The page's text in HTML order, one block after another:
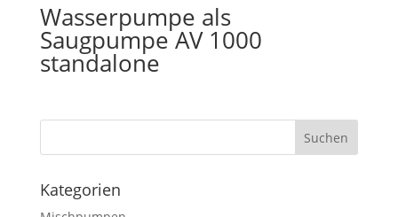
Wasserpumpe als
Saugpumpe AV 1000
standalone
Kategorien